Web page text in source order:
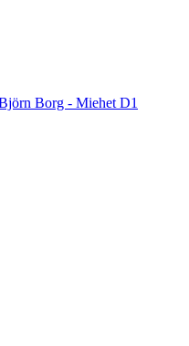
Borg - Miehet D1